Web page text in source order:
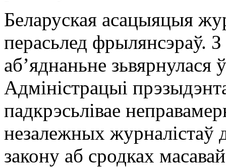
Беларуская асацыяцыя
перасьлед фрылянсэраў.
аб’яднаньне зьвярнулася
Адміністрацыі
падкрэсьлівае
незалежных журналістаў
закону аб сродках